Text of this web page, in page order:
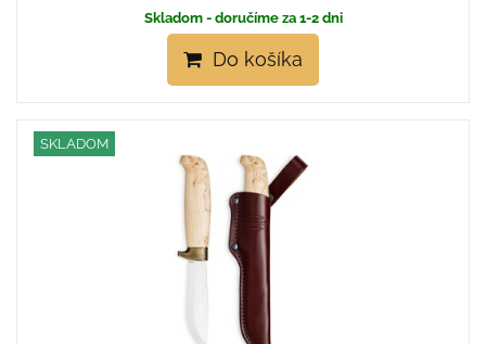
Skladom - doručíme za 1-2 dni
Do košíka
SKLADOM